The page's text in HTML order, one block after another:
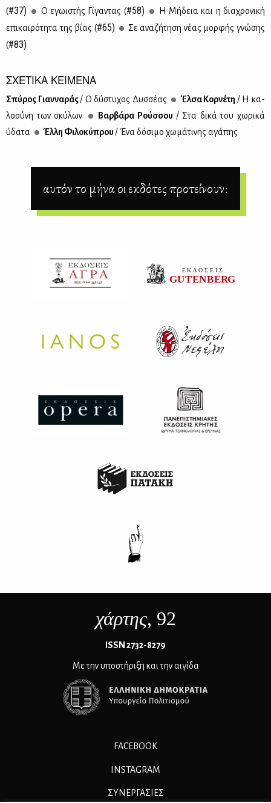
(#37) Ο εγω­ι­στής Γί­γα­ντας (#58)
Η Μή­δεια και η δια­χρο­νι­κή
επι­και­ρό­τη­τα της βί­ας (#65)
Σε ανα­ζή­τη­ση νέ­ας μορ­φής γνώ­σης
(#83)
ΣΧΕΤΙΚΑ ΚΕΙΜΕΝΑ
Σπύ­ρος Γιαν­να­ράς/ Ο δύ­στυ­χος Δυσ­σέ­ας Έλ­σα Κορ­νέ­τη / Η κα­
λο­σύ­νη των σκύ­λων
Βαρ­βά­ρα Ρούσ­σου / Στα δι­κά του χω­ρι­κά
ύδα­τα
Έλ­λη Φι­λο­κύ­πρου / Ένα δό­σι­μο χω­μά­τι­νης αγά­πης
αυτόν το μήνα οι εκδότες προτείνουν:
χάρτης, 92
ΙSSN 2732-8279
Με την υποστήριξη και την αιγίδα
FACEBOOK
INSTAGRAM
ΣΥΝΕΡΓΑΣΊΕΣ